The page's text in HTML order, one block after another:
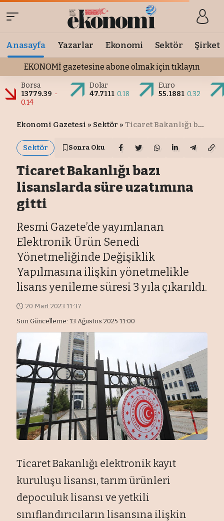
Anasayfa Yazarlar Ekonomi Sektör Şirket
EKONOMİ gazetesine abone olmak için tıklayın
Borsa
13779.39 -
0.14
Dolar
47.7111 0.18
Euro
55.1881 0.32
Ekonomi Gazetesi » Sektör »Ticaret Bakanlığı bazı lisanslarda süre uzatımına gitti
Sektör Sonra Oku
Ticaret Bakanlığı bazı
lisanslarda süre uzatımına
gitti
Resmi Gazete’de yayımlanan
Elektronik Ürün Senedi
Yönetmeliğinde Değişiklik
Yapılmasına ilişkin yönetmelikle
lisans yenileme süresi 3 yıla çıkarıldı.
Son Güncelleme: 13 Ağustos 2025 11:00
20 Mart 2023 11:37
Ticaret Bakanlığı elektronik kayıt
kuruluşu lisansı, tarım ürünleri
depoculuk lisansı ve yetkili
sınıflandırıcıların lisansına ilişkin